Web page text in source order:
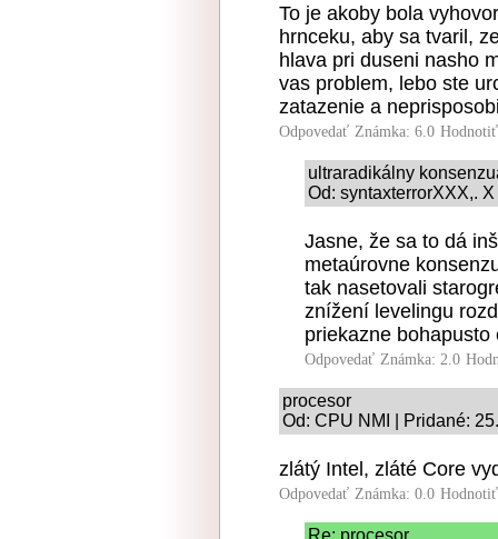
To je akoby bola
hrnceku, aby sa tvaril,
hlava pri duseni nasho
vas problem, lebo ste
zatazenie a
Odpovedať Známka: 6.0
ultraradikálny
Od: syntaxterrorXXX,.
Jasne, že sa to dá
metaúrovne
tak nasetovali
znížení levelingu
priekazne bohapusto
Odpovedať Známka: 2.0
procesor
Od: CPU NMI | Pridané:
zlátý Intel, zláté Core
Odpovedať Známka: 0.0
Re: procesor